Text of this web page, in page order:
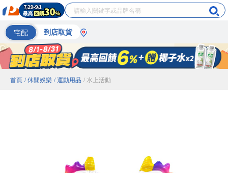
宅配 到店取貨
首頁 / 休閒娛樂 / 運動用品 / 水上活動